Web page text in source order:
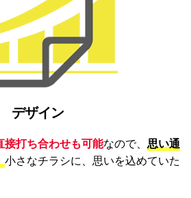
デザイン
接打ち合わせも可能なので、 思い通
小さなチラシに、思いを込めていた